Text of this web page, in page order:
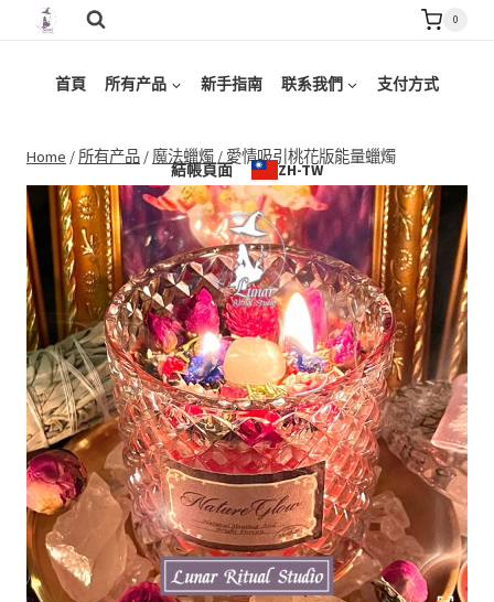
content
0
首頁 所有产品 新手指南 联系我們 支付方式
結帳頁面 ZH-TW
Home / 所有产品 / 魔法蠟燭 / 愛情吸引桃花版能量蠟燭